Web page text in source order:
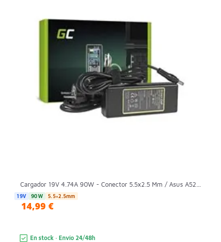
Cargador 19V 4.74A 90W - Conector 5.5x2.5 Mm / Asus A52...
19V 90W 5.5×2.5mm
14,99 €
En stock · Envío 24/48h